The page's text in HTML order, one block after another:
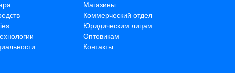
Магазины
Коммерческий отдел
Юридическим лицам
Оптовикам
Контакты